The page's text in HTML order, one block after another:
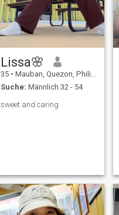
Lissa🌸
35 • Mauban, Quezon, Philippinen
Suche: Männlich 32 - 54
sweet and caring